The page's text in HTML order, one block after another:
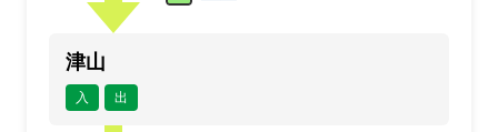
津山
入 出